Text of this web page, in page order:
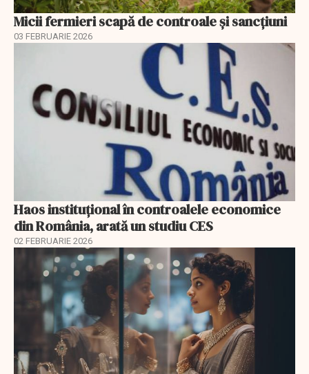
Micii fermieri scapă de controale și sancțiuni
03 FEBRUARIE 2026
Haos instituțional în controalele economice
din România, arată un studiu CES
02 FEBRUARIE 2026